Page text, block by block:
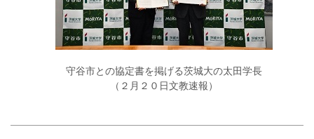
守谷市との協定書を掲げる茨城大の太田学長
（２月２０日文教速報）